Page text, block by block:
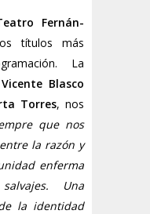
Fernán-
títulos más
La
Vicente Blasco
Torres, nos
que nos
la razón y
enferma
Una
la identidad